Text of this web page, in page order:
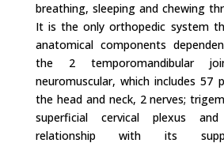
breathing, sleeping and chewing
It is the only orthopedic system
anatomical components
the 2 temporomandibular
neuromuscular, which includes 57
the head and neck, 2 nerves;
superficial cervical plexus
relationship with its